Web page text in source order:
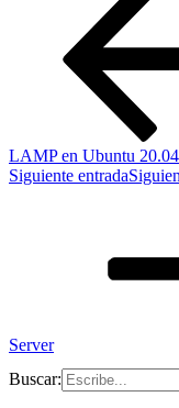
LAMP en Ubuntu 20.04
Siguiente entrada
Server
Buscar: